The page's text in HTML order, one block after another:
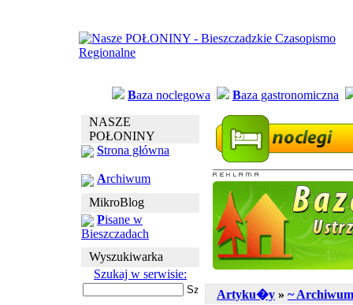
Baza noclegowa Baza gastronomiczna
NASZE
POŁONINY
Strona główna
Archiwum
MikroBlog
Pisane w
Bieszczadach
Wyszukiwarka
Szukaj w serwisie:
Artyku�y » ~ Archiwum